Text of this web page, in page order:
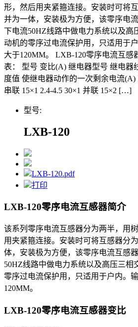
形，然后用夹紧箍连接。安装时可将
并为一体，安装极为方便，该零序电
下电流50HZ线路中做电力系统以及高
动机的零序过电流保护用，只适用于
大于120MM。 LXB-120零序电流互感
表： 型号 变比(A) 继电器型号 继电器
度值 使继电器动作的一次剩余电流(A)
串联 15×1 2.4-4.5 30×1 并联 15×2 […]
型号:
LXB-120
LXB-120.pdf
打印
LXB-120零序电流互感器简介
该系列零序电流互感器分为两半，用
用夹紧箍连接。安装时可将互感器分
体，安装极为方便，该零序电流互感
50HZ线路中做电力系统以及高压三相
零序过电流保护用，只适用于户内。
120MM。
LXB-120零序电流互感器变比